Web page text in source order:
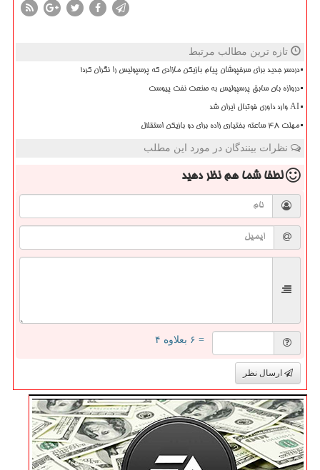
تازه ترین مطالب مرتبط
دردسر جدید برای سرخپوشان پیام بازیکن مازادی که پرسپولیس را نگران کرد!
دروازه بان سابق پرسپولیس به صنعت نفت پیوست
AI وارد داوری فوتبال ایران شد
مهلت 48 ساعته بختیاری زاده برای دو بازیکن استقلال
نظرات بینندگان در مورد این مطلب
لطفا شما همنظر دهید
= ۶ بعلاوه ۴
ارسال نظر